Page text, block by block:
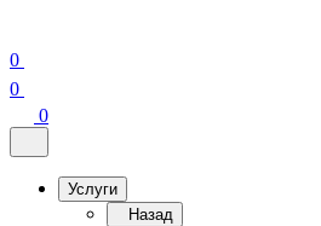
0
0
0
Услуги
Назад